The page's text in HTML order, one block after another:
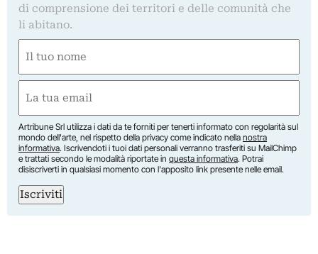
di comprensione dei territori e delle comunità che
li abitano.
(Required)
(Required)
Artribune Srl utilizza i dati da te forniti per tenerti informato con regolarità sul
mondo dell'arte, nel rispetto della privacy come indicato nella nostra
informativa. Iscrivendoti i tuoi dati personali verranno trasferiti su MailChimp
e trattati secondo le modalità riportate in questa informativa. Potrai
disiscriverti in qualsiasi momento con l'apposito link presente nelle email.
Iscriviti